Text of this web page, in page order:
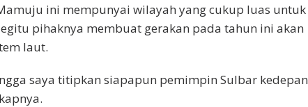
ini mempunyai wilayah yang cukup luas untuk
pihaknya membuat gerakan pada tahun ini akan
laut.
saya titipkan siapapun pemimpin Sulbar kedepan